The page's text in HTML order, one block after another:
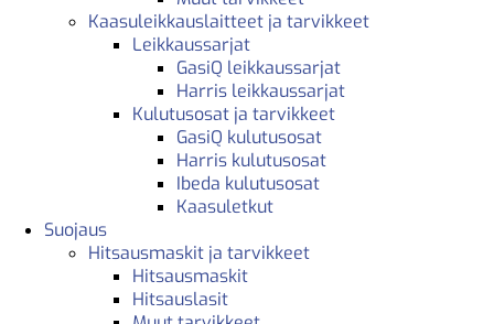
Kaasuleikkauslaitteet ja tarvikkeet
Leikkaussarjat
GasiQ leikkaussarjat
Harris leikkaussarjat
Kulutusosat ja tarvikkeet
GasiQ kulutusosat
Harris kulutusosat
Ibeda kulutusosat
Kaasuletkut
Suojaus
Hitsausmaskit ja tarvikkeet
Hitsausmaskit
Hitsauslasit